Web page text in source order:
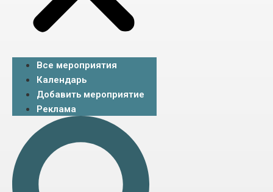
Все мероприятия
Календарь
Добавить мероприятие
Реклама